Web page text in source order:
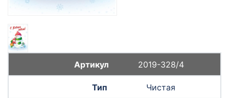
2019-328/4
Чистая